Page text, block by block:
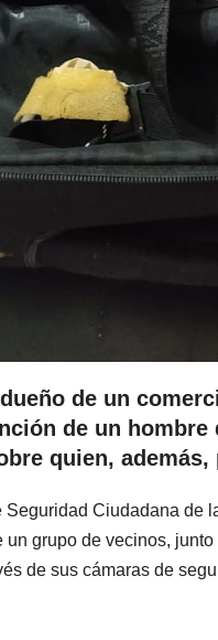
de un
de un
quien,
Seguridad Ciudadana
grupo de vecinos,
de sus cámaras de